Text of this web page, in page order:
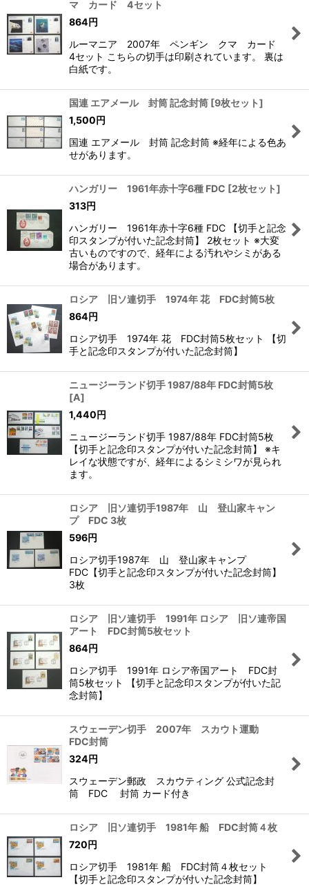
マ カード 4セット
864円
ルーマニア 2007年 ペンギン クマ カード
4セット こちらの切手は印刷されています。 裏は
白紙です。
国連 エアメール 封筒 記念封筒 [9枚セット]
1,500円
国連 エアメール 封筒 記念封筒 ※経年による色あ
せがあります。
ハンガリー 1961年赤十字6種 FDC [2枚セット]
313円
ハンガリー 1961年赤十字6種 FDC 【切手と記念
印スタンプが付いた記念封筒】 2枚セット ※大変
古いものですので、経年による汚れやシミがある
場合があります。
ロシア 旧ソ連切手 1974年 花 FDC封筒5枚
864円
ロシア切手 1974年 花 FDC封筒5枚セット 【切
手と記念印スタンプが付いた記念封筒】
ニュージーランド切手 1987/88年 FDC封筒5枚
[A]
1,440円
ニュージーランド切手 1987/88年 FDC封筒5枚
【切手と記念印スタンプが付いた記念封筒】 ※キ
レイな状態ですが、経年によるシミシワが見られ
ます。
ロシア 旧ソ連切手1987年 山 登山家キャン
プ FDC 3枚
596円
ロシア切手1987年 山 登山家キャンプ
FDC【切手と記念印スタンプが付いた記念封筒】
3枚
ロシア 旧ソ連切手 1991年 ロシア 旧ソ連帝国
アート FDC封筒5枚セット
864円
ロシア切手 1991年 ロシア帝国アート FDC封
筒5枚セット 【切手と記念印スタンプが付いた記
念封筒】
スウェーデン切手 2007年 スカウト運動
FDC封筒
324円
スウェーデン郵政 スカウティング 公式記念封
筒 FDC 封筒 カード付き
ロシア 旧ソ連切手 1981年 船 FDC封筒４枚
720円
ロシア切手 1981年 船 FDC封筒４枚セット
【切手と記念印スタンプが付いた記念封筒】